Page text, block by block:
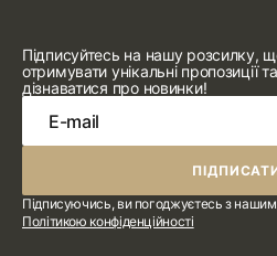
Підписуйтесь на нашу розсилку,
отримувати унікальні пропозиції та
дізнаватися про новинки!
E-mail
Підписуючись, ви погоджуєтесь з
Політикою конфіденційності